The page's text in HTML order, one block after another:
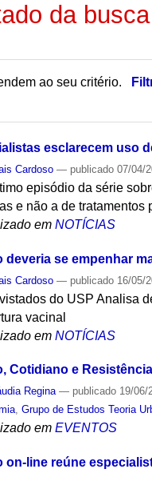
da busca
ao seu critério.
esclarecem uso
Cardoso — publicado 07/04/
episódio da série
e não a de tratamentos
em NOTÍCIAS
deveria se empenhar
Cardoso — publicado 16/05/
do USP Analisa
vacinal
em NOTÍCIAS
Cotidiano e
Regina — publicado 19/
,Grupo de Estudos Teoria
em EVENTOS
on-line reúne